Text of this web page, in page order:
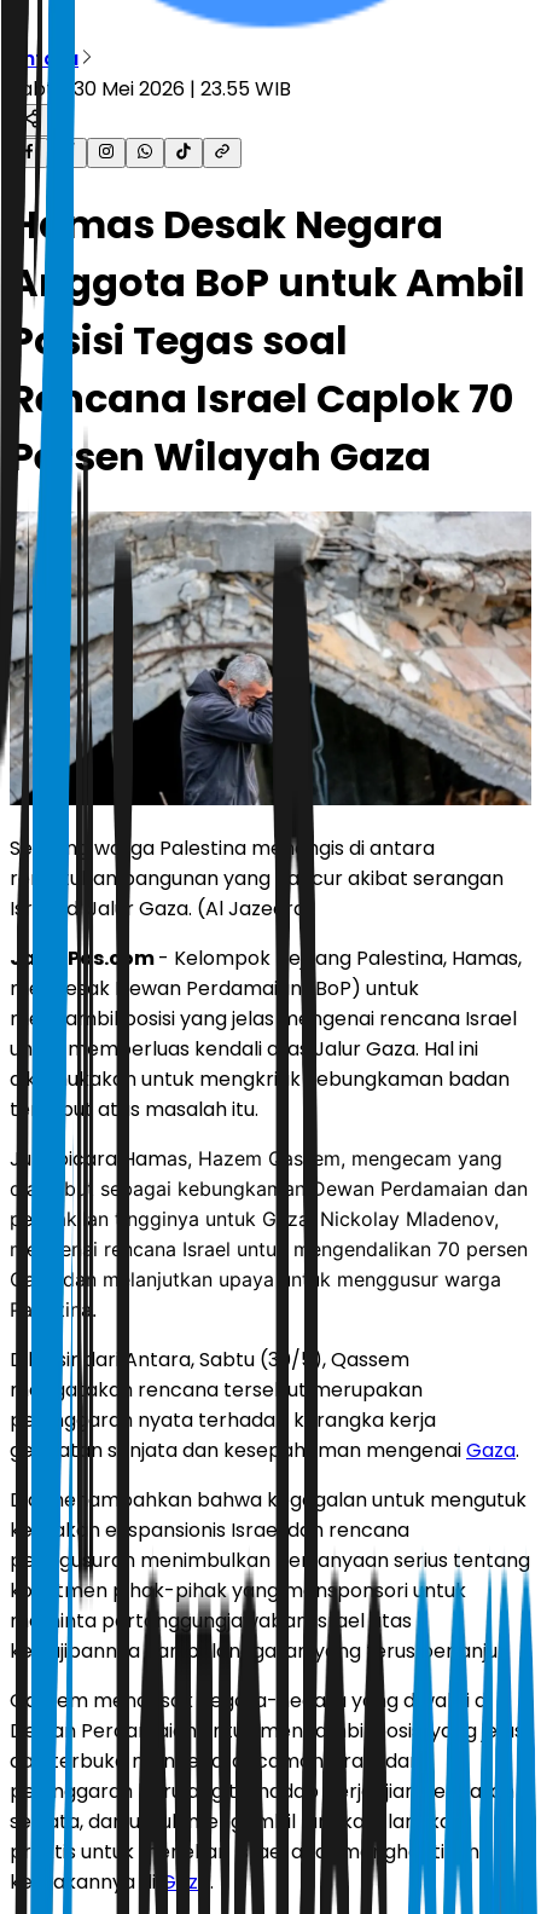
Antara
Sabtu, 30 Mei 2026 | 23.55 WIB
Hamas Desak Negara
Anggota BoP untuk Ambil
Posisi Tegas soal
Rencana Israel Caplok 70
Persen Wilayah Gaza
Seorang warga Palestina menangis di antara
reruntuhan bangunan yang hancur akibat serangan
Israel di Jalur Gaza. (Al Jazeera)
JawaPos.com- Kelompok pejuang Palestina, Hamas,
mendesak Dewan Perdamaian (BoP) untuk
mengambil posisi yang jelas mengenai rencana Israel
untuk memperluas kendali atas Jalur Gaza. Hal ini
dikemukakan untuk mengkritik kebungkaman badan
tersebut atas masalah itu.
Juru bicara Hamas, Hazem Qassem, mengecam yang
dia sebut sebagai kebungkaman Dewan Perdamaian dan
perwakilan tingginya untuk Gaza, Nickolay Mladenov,
mengenai rencana Israel untuk mengendalikan 70 persen
Gaza dan melanjutkan upaya untuk menggusur warga
Palestina.
Dilansir dari Antara, Sabtu (30/5), Qassem
mengatakan rencana tersebut merupakan
pelanggaran nyata terhadap kerangka kerja
gencatan senjata dan kesepahaman mengenaiGaza.
Dia menambahkan bahwa kegagalan untuk mengutuk
kebijakan ekspansionis Israel dan rencana
penggusuran menimbulkan pertanyaan serius tentang
komitmen pihak-pihak yang mensponsori untuk
meminta pertanggungjawaban Israel atas
kewajibannya dan pelanggaran yang terus berlanjut.
Qassem mendesak negara-negara yang diwakili di
Dewan Perdamaian untuk mengambil posisi yang jelas
dan terbuka mengenai ancaman Israel dan
pelanggaran berulang terhadap perjanjian gencatan
senjata, dan untuk mengambil langkah-langkah
praktis untuk menekan Israel agar menghentikan
kebijakannya di Gaza .